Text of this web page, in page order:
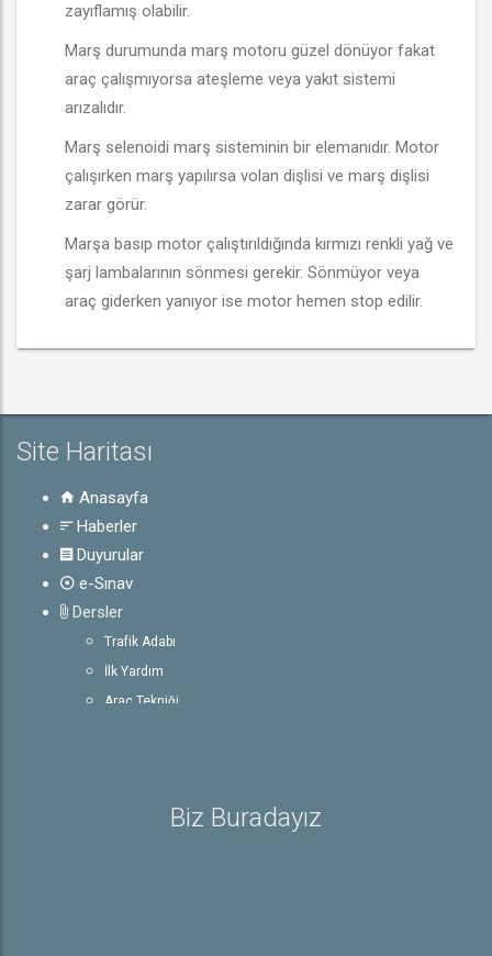
zayıflamış olabilir.
Marş durumunda marş motoru güzel dönüyor fakat
araç çalışmıyorsa ateşleme veya yakıt sistemi
arızalıdır.
Marş selenoidi marş sisteminin bir elemanıdır. Motor
çalışırken marş yapılırsa volan dişlisi ve marş dişlisi
zarar görür.
Marşa basıp motor çalıştırıldığında kırmızı renkli yağ ve
şarj lambalarının sönmesi gerekir. Sönmüyor veya
araç giderken yanıyor ise motor hemen stop edilir.
Site Haritası
Anasayfa
Haberler
Duyurular
e-Sınav
Dersler
Trafik Adabı
İlk Yardım
Araç Tekniği
Sürücü BelgeleriBiz Buradayız